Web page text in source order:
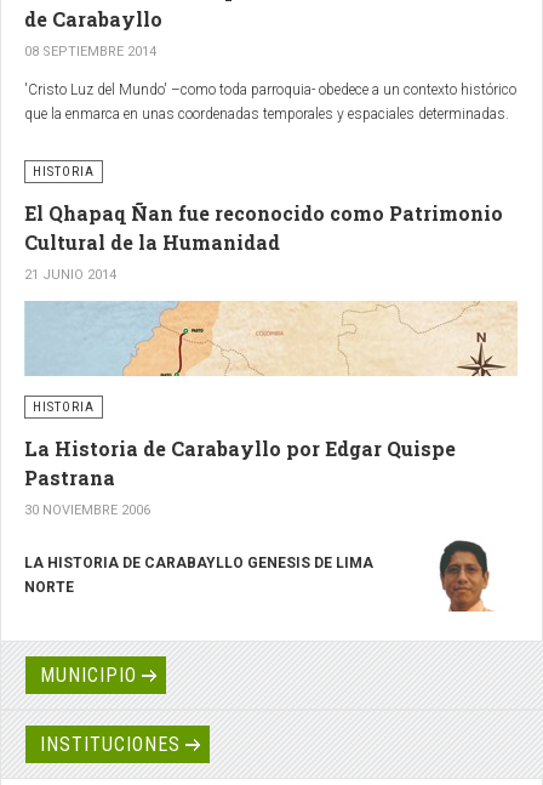
de Carabayllo
08 SEPTIEMBRE 2014
'Cristo Luz del Mundo' –como toda parroquia- obedece a un contexto histórico
que la enmarca en unas coordenadas temporales y espaciales determinadas.
HISTORIA
El Qhapaq Ñan fue reconocido como Patrimonio
Cultural de la Humanidad
21 JUNIO 2014
HISTORIA
La Historia de Carabayllo por Edgar Quispe
Pastrana
30 NOVIEMBRE 2006
LA HISTORIA DE CARABAYLLO GENESIS DE LIMA
NORTE
comprendía todo el valle bajo del Chillón; limitaba por el
Norte con Chancay y Canta, por el Este con Huarochiri, por
el Sur con el río Rimac y por el Oeste con el Océano Pacifico.
MUNICIPIO
INSTITUCIONES